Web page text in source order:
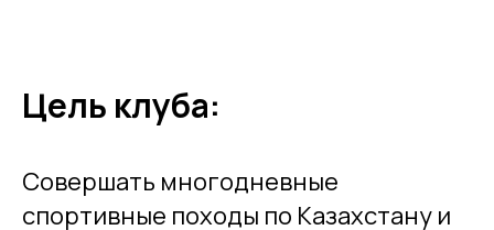
Цель клуба:
Совершать многодневные
спортивные походы по Казахстану и